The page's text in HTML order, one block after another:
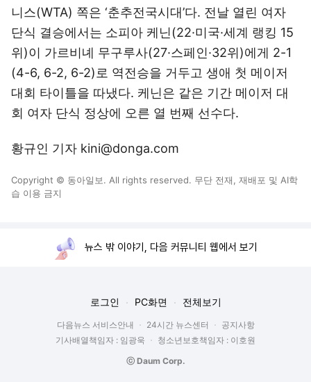
니스(WTA) 쪽은 ‘춘추전국시대’다. 전날 열린 여자
단식 결승에서는 소피아 케닌(22·미국·세계 랭킹 15
위)이 가르비녜 무구루사(27·스페인·32위)에게 2-1
(4-6, 6-2, 6-2)로 역전승을 거두고 생애 첫 메이저
대회 타이틀을 따냈다. 케닌은 같은 기간 메이저 대
회 여자 단식 정상에 오른 열 번째 선수다.
황규인 기자 kini@donga.com
Copyright © 동아일보. All rights reserved. 무단 전재, 재배포 및 AI학
습 이용 금지
뉴스 밖 이야기, 다음 커뮤니티 웹에서 보기
로그인 PC화면 전체보기
다음뉴스 서비스안내 24시간 뉴스센터
공지사항
기사배열책임자 : 임광욱
청소년보호책임자 : 이호원
ⓒ Daum Corp.